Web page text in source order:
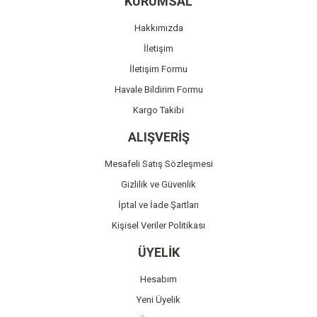
Ürün bilgilerinde hatalar bulunuyor.
Ürün fiyatı diğer sitelerden daha pahalı.
Bu ürüne benzer farklı alternatifler olmalı.
Gönder
Hakkımızda
İletişim
İletişim Formu
Havale Bildirim Formu
Kargo Takibi
ALIŞVERİŞ
Mesafeli Satış Sözleşmesi
Gizlilik ve Güvenlik
İptal ve İade Şartları
Kişisel Veriler Politikası
ÜYELİK
Hesabım
Yeni Üyelik